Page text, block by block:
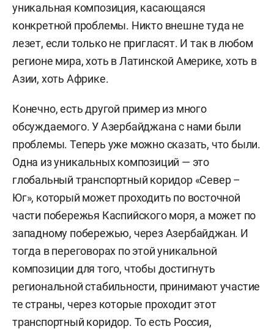
уникальная композиция, касающаяся
конкретной проблемы. Никто внешне туда не
лезет, если только не пригласят. И так в любом
регионе мира, хоть в Латинской Америке, хоть в
Азии, хоть Африке.
Конечно, есть другой пример из много
обсуждаемого. У Азербайджана с нами были
проблемы. Теперь уже можно сказать, что были.
Одна из уникальных композиций — это
глобальный транспортный коридор «Север –
Юг», который может проходить по восточной
части побережья Каспийского моря, а может по
западному побережью, через Азербайджан. И
тогда в переговорах по этой уникальной
композиции для того, чтобы достигнуть
региональной стабильности, принимают участие
те страны, через которые проходит этот
транспортный коридор. То есть Россия,